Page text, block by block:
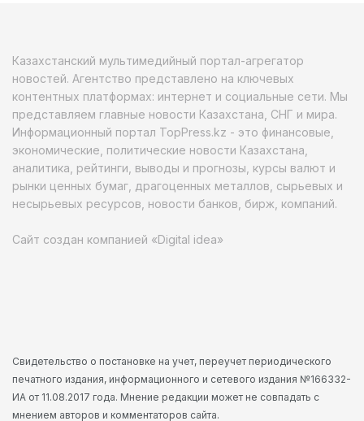
Казахстанский мультимедийный портал-агрегатор
новостей. Агентство представлено на ключевых
контентных платформах: интернет и социальные сети. Мы
представляем главные новости Казахстана, СНГ и мира.
Информационный портал TopPress.kz - это финансовые,
экономические, политические новости Казахстана,
аналитика, рейтинги, выводы и прогнозы, курсы валют и
рынки ценных бумаг, драгоценных металлов, сырьевых и
несырьевых ресурсов, новости банков, бирж, компаний.
Сайт создан компанией «Digital idea»
Свидетельство о постановке на учет, переучет периодического
печатного издания, информационного и сетевого издания №166332-
ИА от 11.08.2017 года. Мнение редакции может не совпадать с
мнением авторов и комментаторов сайта.